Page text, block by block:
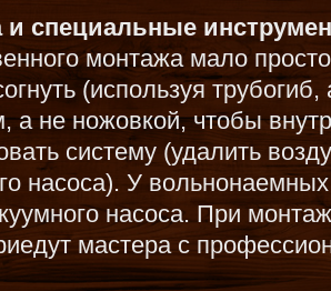
и специальные
монтажа мало
(используя
а не ножовкой, чтобы
систему (удалить
насоса). У
насоса. При
мастера с